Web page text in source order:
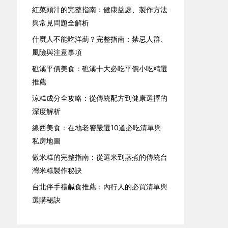
紅菜頭汁的完整指南：健康益處、製作方法
與常見問題全解析
什麼人不能吃洋薊？完整指南：禁忌人群、
風險與注意事項
礁溪平價美食：礁溪十大必吃平價小吃精選
推薦
涼糕成分全攻略：從傳統配方到健康選擇的
深度解析
線西美食：在地老饕嚴選10道必吃清單與
私房地圖
做米糕的完整指南：從選米到蒸煮的傳統台
灣米糕製作秘訣
台北伴手禮鹹食推薦：內行人的必買清單與
選購秘訣